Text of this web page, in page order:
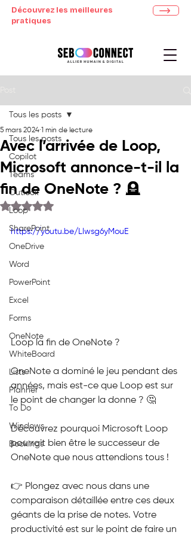
Découvrez les meilleures
pratiques
Tous les posts
Copilot
Teams
Outlook
Loop
SharePoint
OneDrive
Word
PowerPoint
Excel
Forms
OneNote
WhiteBoard
Lists
Planner
To Do
Windows
Bookings
Tous les posts
Avec l’arrivée de Loop,
Microsoft annonce-t-il la
fin de OneNote ? 🪦
5 mars 2024 1 min de lecture
Noté NaN étoiles sur 5.
https://youtu.be/Llwsg6yMouE
Loop la fin de OneNote ?
OneNote a dominé le jeu pendant des
années, mais est-ce que Loop est sur
le point de changer la donne ? 🤔
Découvrez pourquoi Microsoft Loop
pourrait bien être le successeur de
OneNote que nous attendions tous !
👉 Plongez avec nous dans une
comparaison détaillée entre ces deux
géants de la prise de notes. Votre
productivité est sur le point de faire un